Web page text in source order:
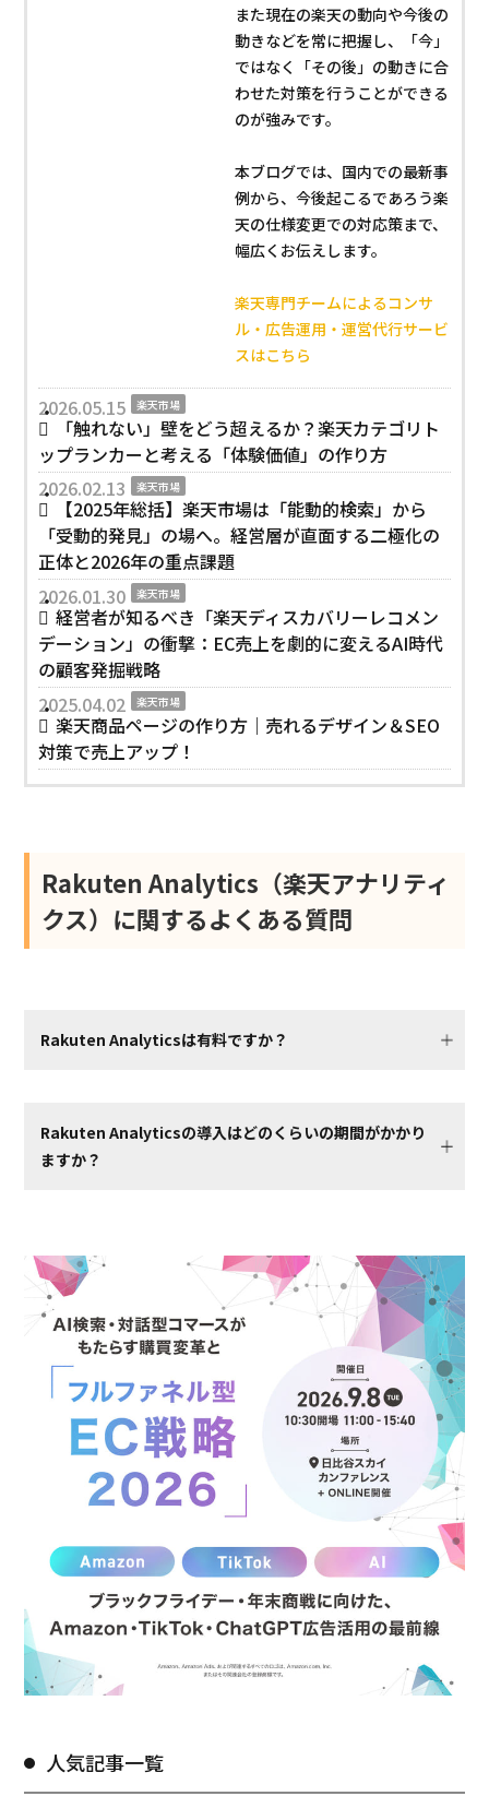
また現在の楽天の動向や今後の
動きなどを常に把握し、「今」
ではなく「その後」の動きに合
わせた対策を行うことができる
のが強みです。
本ブログでは、国内での最新事
例から、今後起こるであろう楽
天の仕様変更での対応策まで、
幅広くお伝えします。
楽天専門チームによるコンサ
ル・広告運用・運営代行サービ
スはこちら
2026.05.15 楽天市場
「触れない」壁をどう超えるか？楽天カテゴリト
ップランカーと考える「体験価値」の作り方
2026.02.13
楽天市場
【2025年総括】楽天市場は「能動的検索」から
「受動的発見」の場へ。経営層が直面する二極化の
正体と2026年の重点課題
2026.01.30
楽天市場
経営者が知るべき「楽天ディスカバリーレコメン
デーション」の衝撃：EC売上を劇的に変えるAI時代
の顧客発掘戦略
2025.04.02
楽天市場
楽天商品ページの作り方｜売れるデザイン＆SEO
対策で売上アップ！
Rakuten Analytics（楽天アナリティ
クス）に関するよくある質問
Rakuten Analyticsは有料ですか？
Rakuten Analyticsの導入はどのくらいの期間がかかり
ますか？
人気記事一覧